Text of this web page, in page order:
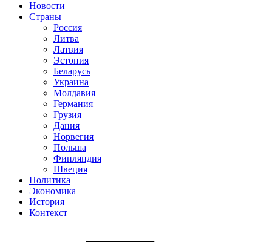
Новости
Страны
Россия
Литва
Латвия
Эстония
Беларусь
Украина
Молдавия
Германия
Грузия
Дания
Норвегия
Польша
Финляндия
Швеция
Политика
Экономика
История
Контекст